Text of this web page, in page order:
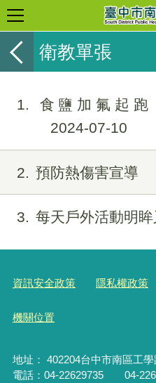
衛教單張
1
食鹽加氟起跑
2024-07-10
2 預防熱傷害宣導
3 每天戶外活動明
資訊安全政策 隱私權政策
機關位置
地址： 402204台中市南區工
電話：04-22629735 04-